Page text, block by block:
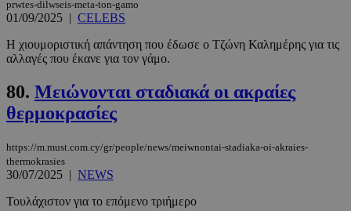
prwtes-dilwseis-meta-ton-gamo
01/09/2025 | CELEBS
Η χιουμοριστική απάντηση που έδωσε ο Τζώνη Καλημέρης για τις
αλλαγές που έκανε για τον γάμο.
80. Μειώνονται σταδιακά οι ακραίες
θερμοκρασίες
https://m.must.com.cy/gr/people/news/meiwnontai-stadiaka-oi-akraies-
thermokrasies
30/07/2025 | NEWS
Τουλάχιστον για το επόμενο τριήμερο
σύνδεση χρήστη και τη διαχείριση λογαριασμού.
Ο ιστότοπος δεν μπορεί να χρησιμοποιηθεί σωστά
Ονοματεπώνυμο
PinToTopCookie www.must.com.cy